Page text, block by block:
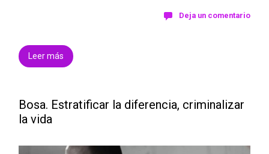
Deja un comentario
Leer más
Bosa. Estratificar la diferencia, criminalizar
la vida